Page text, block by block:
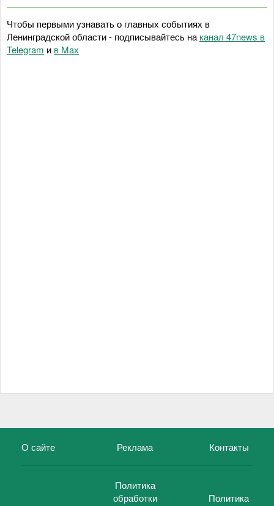
Чтобы первыми узнавать о главных событиях в
Ленинградской области - подписывайтесь на канал 47news в
Telegram и в Maх
О сайте Реклама Контакты
Политика
обработки
Политика